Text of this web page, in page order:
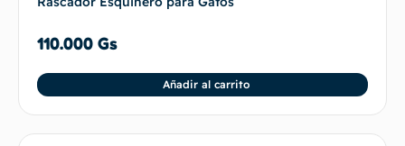
110.000 Gs
Añadir al carrito